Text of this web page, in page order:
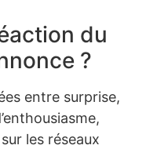
du
?
entre surprise,
les réseaux